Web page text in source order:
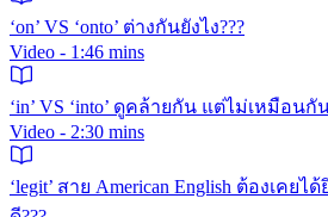
‘on’ VS ‘onto’ ต่างกันยังไง???
Video - 1:46 mins
‘in’ VS ‘into’ ดูคล้ายกัน แต่ไม่เหมือนกั
Video - 2:30 mins
‘legit’ สาย American English ต้องเค